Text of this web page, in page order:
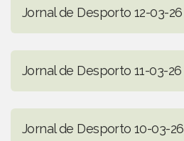
Jornal de Desporto 12-03-26
Jornal de Desporto 11-03-26
Jornal de Desporto 10-03-26